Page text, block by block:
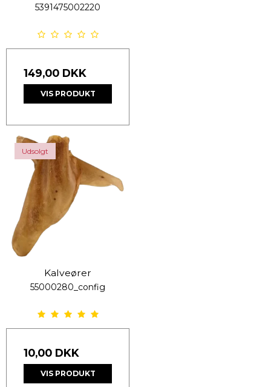
5391475002220
149,00 DKK
VIS PRODUKT
Udsolgt
Kalveører
55000280_config
10,00 DKK
VIS PRODUKT